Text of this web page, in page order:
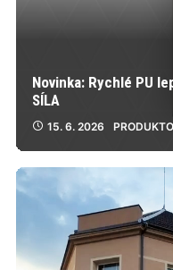
Novinka: Rychlé PU
SÍLA
15. 6. 2026